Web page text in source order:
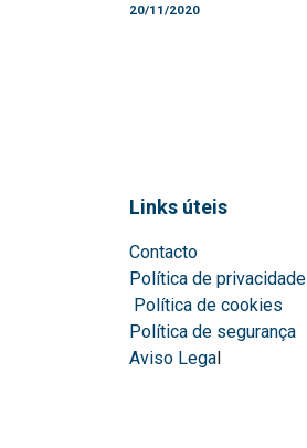
20/11/2020
Links úteis
Contacto
Política de privacidade
Política de cookies
Política de segurança
Aviso Legal